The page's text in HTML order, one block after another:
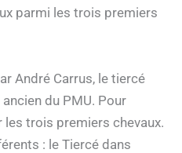
parmi les trois premiers
André Carrus, le tiercé
du PMU. Pour
les trois premiers chevaux.
: le Tiercé dans